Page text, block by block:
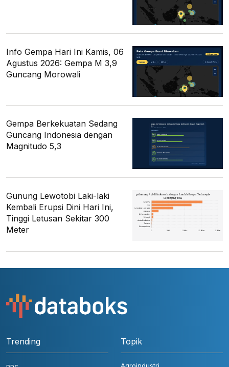
Info Gempa Hari Ini Kamis, 06
Agustus 2026: Gempa M 3,9
Guncang Morowali
Gempa Berkekuatan Sedang
Guncang Indonesia dengan
Magnitudo 5,3
Gunung Lewotobi Laki-laki
Kembali Erupsi Dini Hari Ini,
Tinggi Letusan Sekitar 300
Meter
Trending Topik